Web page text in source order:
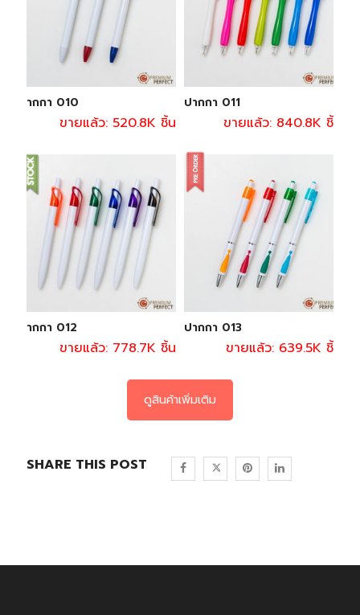
ปากกา 010
ขายแล้ว: 520.8K ชิ้น
ปากกา 011
ขายแล้ว: 840.8K ชิ้น
ปากกา 012
ขายแล้ว: 778.7K ชิ้น
ปากกา 013
ขายแล้ว: 639.5K ชิ้น
ดูสินค้าเพิ่มเติม
SHARE THIS POST